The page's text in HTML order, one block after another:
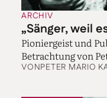
ARCHIV
„Sänger, weil
Pioniergeist und
Betrachtung von
VONPETER MARIO